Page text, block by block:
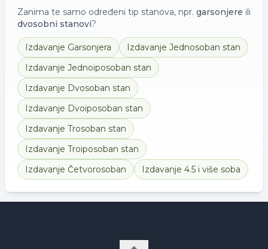
Zanima te samo određeni tip stanova, npr. garsonjere ili
dvosobni stanovi?
Izdavanje Garsonjera Izdavanje Jednosoban stan
Izdavanje Jednoiposoban stan
Izdavanje Dvosoban stan
Izdavanje Dvoiposoban stan
Izdavanje Trosoban stan
Izdavanje Troiposoban stan
Izdavanje Četvorosoban Izdavanje 4.5 i više soba